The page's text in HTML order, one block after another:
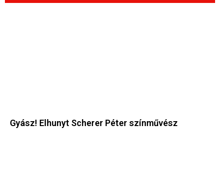
Gyász! Elhunyt Scherer Péter színművész